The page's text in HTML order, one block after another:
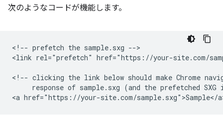
次のようなコードが機能します。
<!-- prefetch the sample.sxg -->
<link rel="prefetch" href="https://your-site.com/
<!-- clicking the link below should make Chrome
response of sample.sxg (and the prefetched SXG